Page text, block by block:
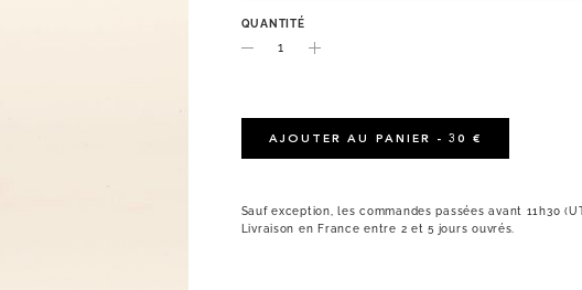
QUANTITÉ
AJOUTER AU PANIER - 30 €
Sauf exception, les commandes passées avant 11h30
Livraison en France entre 2 et 5 jours ouvrés.